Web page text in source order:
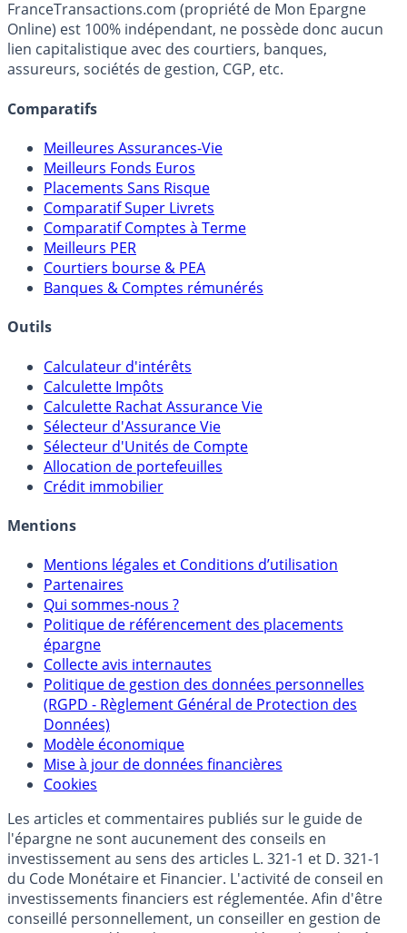
FranceTransactions.com (propriété de Mon Epargne
Online) est 100% indépendant, ne possède donc aucun
lien capitalistique avec des courtiers, banques,
assureurs, sociétés de gestion, CGP, etc.
Comparatifs
Meilleures Assurances-Vie
Meilleurs Fonds Euros
Placements Sans Risque
Comparatif Super Livrets
Comparatif Comptes à Terme
Meilleurs PER
Courtiers bourse & PEA
Banques & Comptes rémunérés
Outils
Calculateur d'intérêts
Calculette Impôts
Calculette Rachat Assurance Vie
Sélecteur d'Assurance Vie
Sélecteur d'Unités de Compte
Allocation de portefeuilles
Crédit immobilier
Mentions
Mentions légales et Conditions d’utilisation
Partenaires
Qui sommes-nous ?
Politique de référencement des placements
épargne
Collecte avis internautes
Politique de gestion des données personnelles
(RGPD - Règlement Général de Protection des
Données)
Modèle économique
Mise à jour de données financières
Cookies
Les articles et commentaires publiés sur le guide de
l'épargne ne sont aucunement des conseils en
investissement au sens des articles L. 321-1 et D. 321-1
du Code Monétaire et Financier. L'activité de conseil en
investissements financiers est réglementée. Afin d'être
conseillé personnellement, un conseiller en gestion de